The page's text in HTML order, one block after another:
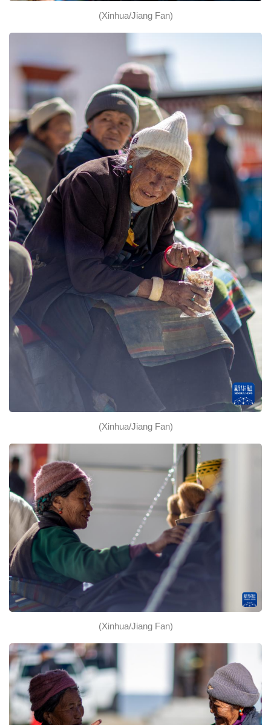
(Xinhua/Jiang Fan)
(Xinhua/Jiang Fan)
(Xinhua/Jiang Fan)